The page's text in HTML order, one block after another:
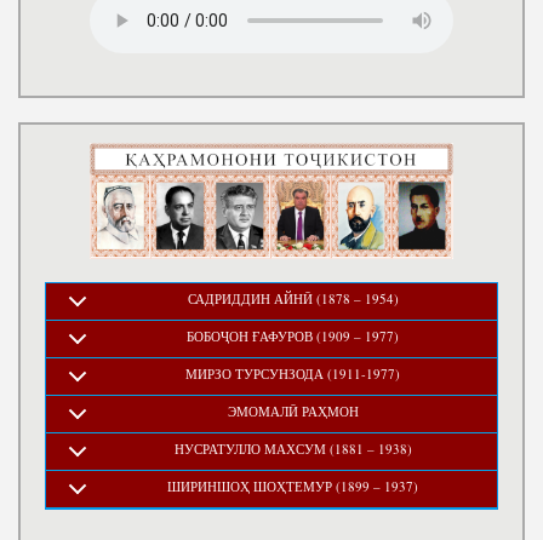
САДРИДДИН АЙНӢ (1878 – 1954)
БОБОҶОН ҒАФУРОВ (1909 – 1977)
МИРЗО ТУРСУНЗОДА (1911-1977)
ЭМОМАЛӢ РАҲМОН
НУСРАТУЛЛО МАХСУМ (1881 – 1938)
ШИРИНШОҲ ШОҲТЕМУР (1899 – 1937)